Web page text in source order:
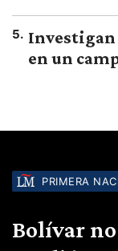
5. Investigan
en un
PRIMERA
Bolívar